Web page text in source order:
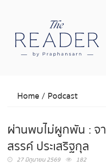
Home/ Podcast
ผ่านพบไม่ผูกพัน : จ
สรรค์ ประเสริฐกุล
27 มิถุนายน 2569 182